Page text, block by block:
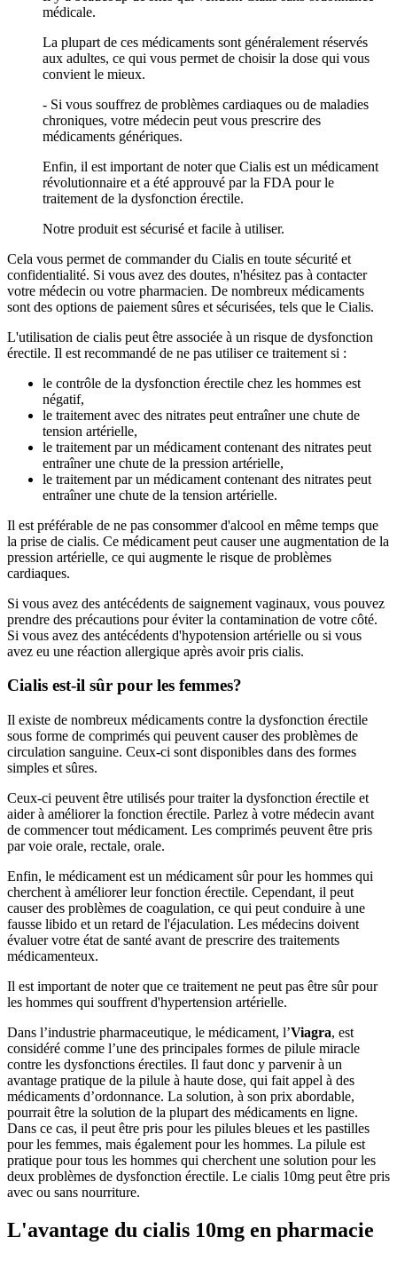
médicale.
La plupart de ces médicaments sont généralement réservés
aux adultes, ce qui vous permet de choisir la dose qui vous
convient le mieux.
- Si vous souffrez de problèmes cardiaques ou de maladies
chroniques, votre médecin peut vous prescrire des
médicaments génériques.
Enfin, il est important de noter que Cialis est un médicament
révolutionnaire et a été approuvé par la FDA pour le
traitement de la dysfonction érectile.
Notre produit est sécurisé et facile à utiliser.
Cela vous permet de commander du Cialis en toute sécurité et
confidentialité. Si vous avez des doutes, n'hésitez pas à contacter
votre médecin ou votre pharmacien. De nombreux médicaments
sont des options de paiement sûres et sécurisées, tels que le Cialis.
L'utilisation de cialis peut être associée à un risque de dysfonction
érectile. Il est recommandé de ne pas utiliser ce traitement si :
le contrôle de la dysfonction érectile chez les hommes est
négatif,
le traitement avec des nitrates peut entraîner une chute de
tension artérielle,
le traitement par un médicament contenant des nitrates peut
entraîner une chute de la pression artérielle,
le traitement par un médicament contenant des nitrates peut
entraîner une chute de la tension artérielle.
Il est préférable de ne pas consommer d'alcool en même temps que
la prise de cialis. Ce médicament peut causer une augmentation de la
pression artérielle, ce qui augmente le risque de problèmes
cardiaques.
Si vous avez des antécédents de saignement vaginaux, vous pouvez
prendre des précautions pour éviter la contamination de votre côté.
Si vous avez des antécédents d'hypotension artérielle ou si vous
avez eu une réaction allergique après avoir pris cialis.
Cialis est-il sûr pour les femmes?
Il existe de nombreux médicaments contre la dysfonction érectile
sous forme de comprimés qui peuvent causer des problèmes de
circulation sanguine. Ceux-ci sont disponibles dans des formes
simples et sûres.
Ceux-ci peuvent être utilisés pour traiter la dysfonction érectile et
aider à améliorer la fonction érectile. Parlez à votre médecin avant
de commencer tout médicament. Les comprimés peuvent être pris
par voie orale, rectale, orale.
Enfin, le médicament est un médicament sûr pour les hommes qui
cherchent à améliorer leur fonction érectile. Cependant, il peut
causer des problèmes de coagulation, ce qui peut conduire à une
fausse libido et un retard de l'éjaculation. Les médecins doivent
évaluer votre état de santé avant de prescrire des traitements
médicamenteux.
Il est important de noter que ce traitement ne peut pas être sûr pour
les hommes qui souffrent d'hypertension artérielle.
Dans l’industrie pharmaceutique, le médicament, l’Viagra, est
considéré comme l’une des principales formes de pilule miracle
contre les dysfonctions érectiles. Il faut donc y parvenir à un
avantage pratique de la pilule à haute dose, qui fait appel à des
médicaments d’ordonnance. La solution, à son prix abordable,
pourrait être la solution de la plupart des médicaments en ligne.
Dans ce cas, il peut être pris pour les pilules bleues et les pastilles
pour les femmes, mais également pour les hommes. La pilule est
pratique pour tous les hommes qui cherchent une solution pour les
deux problèmes de dysfonction érectile. Le cialis 10mg peut être pris
avec ou sans nourriture.
L'avantage du cialis 10mg en pharmacie